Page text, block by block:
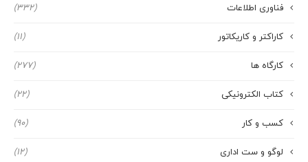
فناوری اطلاعات (332)
کاراکتر و کاریکاتور (11)
کارگاه ها (277)
کتاب الکترونیکی (22)
کسب و کار (90)
لوگو و ست اداری (12)